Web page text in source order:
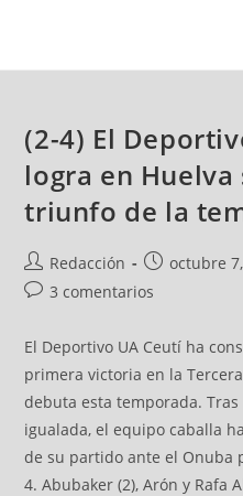
(2-4) El
logra en
triunfo de la
Redacción octubre
3 comentarios
El Deportivo UA Ceutí ha
primera victoria en la
debuta esta temporada.
igualada, el equipo caballa
de su partido ante el Onuba
4. Abubaker (2), Arón y Rafa